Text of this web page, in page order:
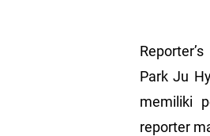
Park Ju
memiliki
reporter